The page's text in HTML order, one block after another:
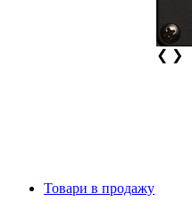
Товари в продажу
❮ ❯